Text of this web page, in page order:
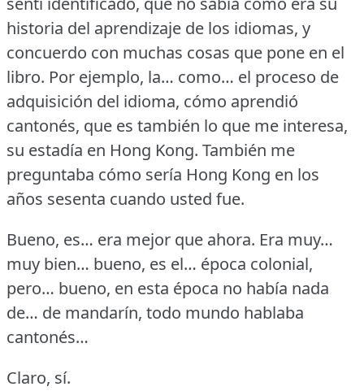
historia del aprendizaje de los idiomas, y
concuerdo con muchas cosas que pone en el
libro. Por ejemplo, la… como… el proceso de
adquisición del idioma, cómo aprendió
cantonés, que es también lo que me interesa,
su estadía en Hong Kong. También me
preguntaba cómo sería Hong Kong en los
años sesenta cuando usted fue.
Bueno, es… era mejor que ahora. Era muy…
muy bien… bueno, es el… época colonial,
pero… bueno, en esta época no había nada
de… de mandarín, todo mundo hablaba
cantonés…
Claro, sí.